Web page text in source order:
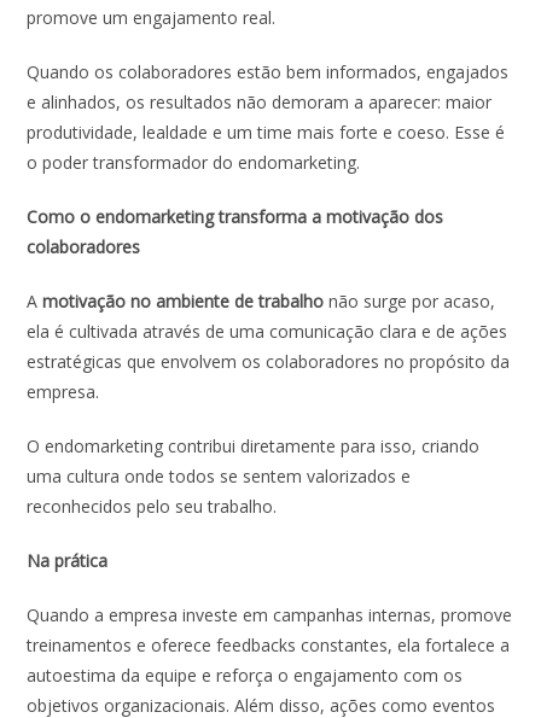
promove um engajamento real.
Quando os colaboradores estão bem informados, engajados
e alinhados, os resultados não demoram a aparecer: maior
produtividade, lealdade e um time mais forte e coeso. Esse é
o poder transformador do endomarketing.
Como o endomarketing transforma a motivação dos
colaboradores
Amotivação no ambiente de trabalho não surge por acaso,
ela é cultivada através de uma comunicação clara e de ações
estratégicas que envolvem os colaboradores no propósito da
empresa.
O endomarketing contribui diretamente para isso, criando
uma cultura onde todos se sentem valorizados e
reconhecidos pelo seu trabalho.
Na prática
Quando a empresa investe em campanhas internas, promove
treinamentos e oferece feedbacks constantes, ela fortalece a
autoestima da equipe e reforça o engajamento com os
objetivos organizacionais. Além disso, ações como eventos